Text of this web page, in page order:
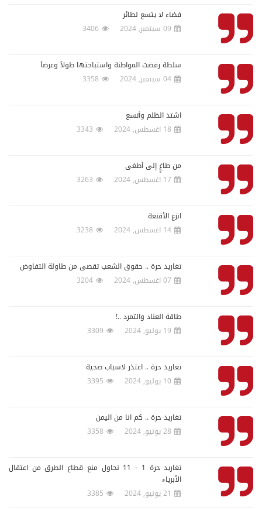
فضاء لا يتسع لطائر
09 سبتمبر, 2024
3406
سلطة رفضت المواطنة واستباحتها طولاً وعرضاً
04 سبتمبر, 2024
3358
اشتد الظلم وأتسع
18 اغسطس, 2024
3343
من طاغٍ إلى أطغى
17 اغسطس, 2024
3263
انزع الأقنعة
14 اغسطس, 2024
3238
تغاريد حرة .. حقوق الشعب تقصى من طاولة التفاوض
07 اغسطس, 2024
3204
طاقة العناد والتمرد ..!
19 يوليو, 2024
3309
تغاريد حرة .. اعتذر لاسباب صحية
10 يوليو, 2024
3395
تغاريد حرة .. كم انا من اليمن
28 يونيو, 2024
3358
تغاريد حرة 1 - 11 نحاول منع قطاع الطرق من اعتقال
الأبرياء
21 يونيو, 2024
3385